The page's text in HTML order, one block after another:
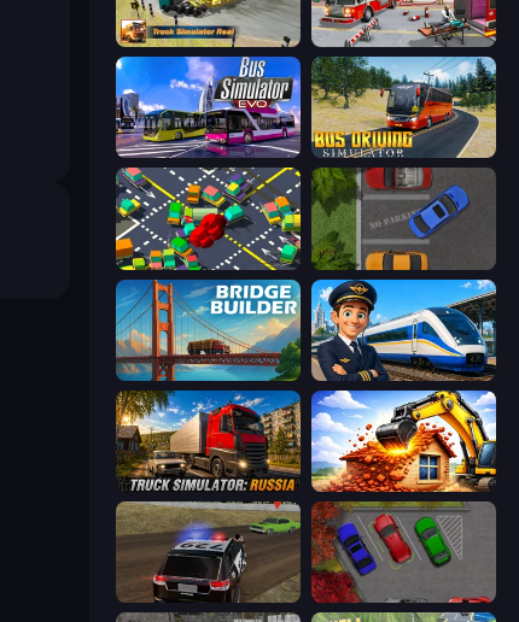
Truck Simulator Real Fireman 2024
Bus Simulator: EVO Bus Driving Simulator
Slightly Annoying Traffic Parking Space
Bridge Builder Idle Train Empire Tycoon
Truck Simulator: Russia City Constructor
POLICE Chase Simulator OK Parking